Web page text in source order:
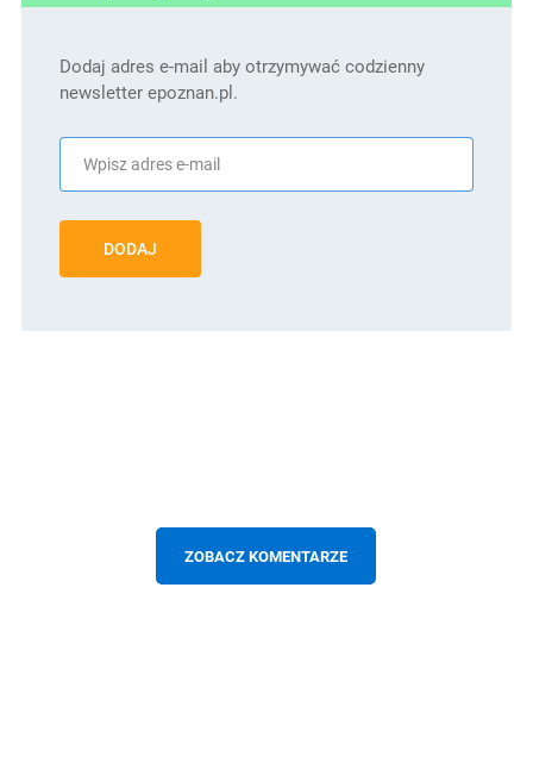
Dodaj adres e-mail aby otrzymywać codzienny
newsletter epoznan.pl.
DODAJ
ZOBACZ KOMENTARZE